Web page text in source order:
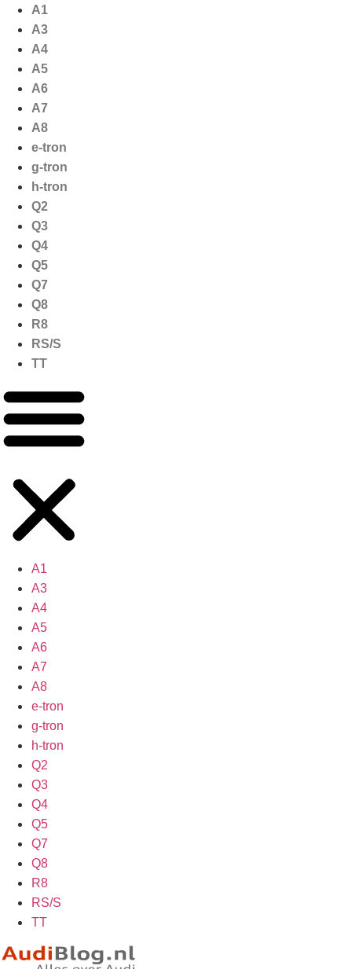
naar
inhoud
A1
A3
A4
A5
A6
A7
A8
e-tron
g-tron
h-tron
Q2
Q3
Q4
Q5
Q7
Q8
R8
RS/S
TT
A1
A3
A4
A5
A6
A7
A8
e-tron
g-tron
h-tron
Q2
Q3
Q4
Q5
Q7
Q8
R8
RS/S
TT